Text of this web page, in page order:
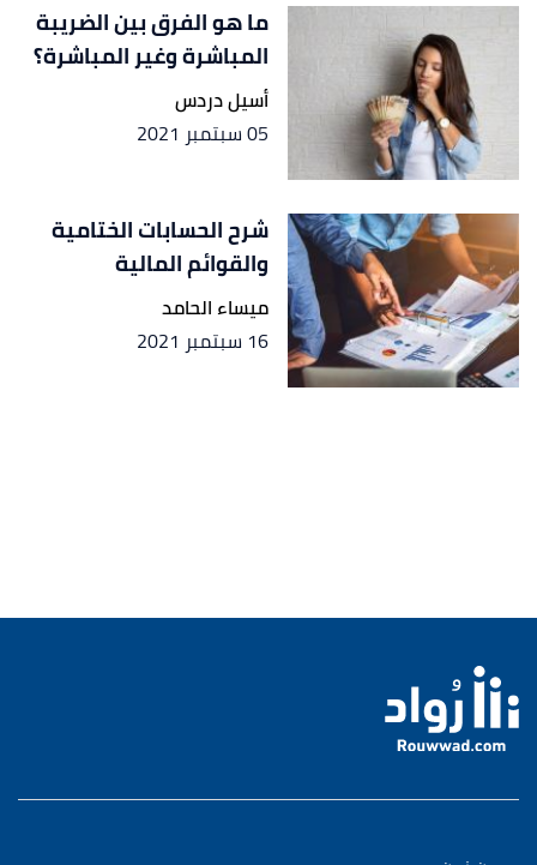
ما هو الفرق بين الضريبة
المباشرة وغير المباشرة؟
أسيل دردس
05 سبتمبر 2021
شرح الحسابات الختامية
والقوائم المالية
ميساء الحامد
16 سبتمبر 2021